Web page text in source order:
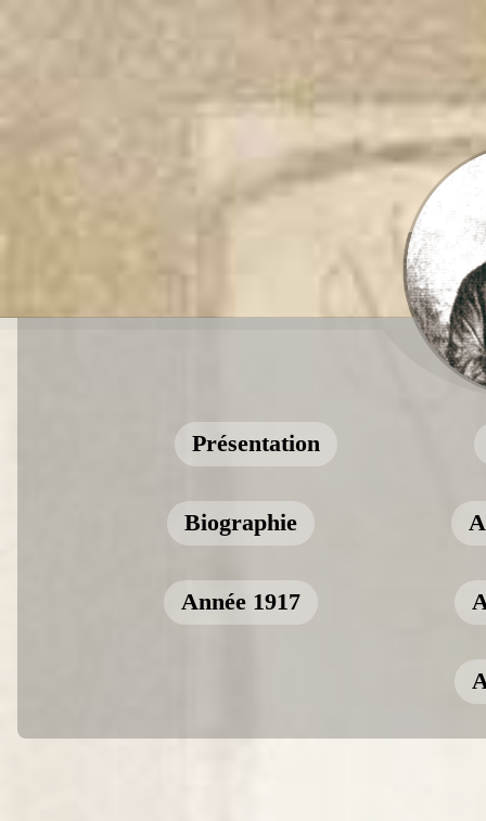
Présentation
Biographie
Année 1917